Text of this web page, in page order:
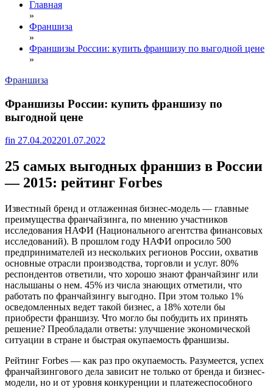
Главная
»
Франшиза
»
Франшизы России: купить франшизу по выгодной цене
»
Франшиза
Франшизы России: купить франшизу по
выгодной цене
fin 27.04.202201.07.2022
25 самых выгодных франшиз в России
— 2015: рейтинг Forbes
Известный бренд и отлаженная бизнес-модель — главные
преимущества франчайзинга, по мнению участников
исследования НАФИ (Национального агентства финансовых
исследований). В прошлом году НАФИ опросило 500
предпринимателей из нескольких регионов России, охватив
основные отрасли производства, торговли и услуг. 80%
респондентов ответили, что хорошо знают франчайзинг или
наслышаны о нем. 45% из числа знающих отметили, что
работать по франчайзингу выгодно. При этом только 1%
осведомленных ведет такой бизнес, а 18% хотели бы
приобрести франшизу. Что могло бы побудить их принять
решение? Преобладали ответы: улучшение экономической
ситуации в стране и быстрая окупаемость франшизы.
Рейтинг Forbes — как раз про окупаемость. Разумеется, успех
франчайзингового дела зависит не только от бренда и бизнес-
модели, но и от уровня конкуренции и платежеспособного